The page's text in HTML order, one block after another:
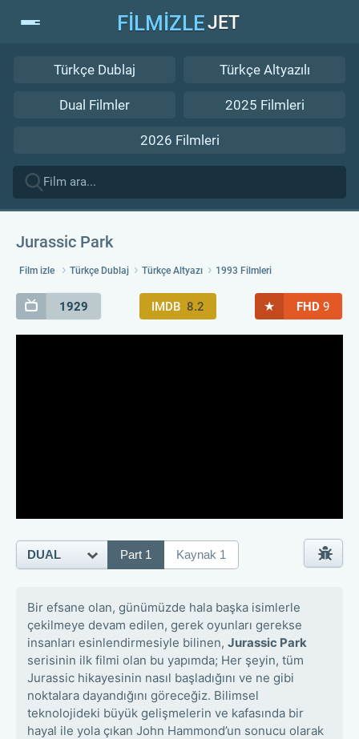
FİLMİZLEJET
Türkçe Dublaj Türkçe Altyazılı
Dual Filmler 2025 Filmleri
2026 Filmleri
Jurassic Park
Film izle Türkçe Dublaj Türkçe Altyazı 1993 Filmleri
1929 IMDB 8.2 ★ FHD 9
Bir efsane olan, günümüzde hala başka isimlerle
çekilmeye devam edilen, gerek oyunları gerekse
insanları esinlendirmesiyle bilinen, Jurassic Park
serisinin ilk filmi olan bu yapımda; Her şeyin, tüm
Jurassic hikayesinin nasıl başladığını ve ne gibi
noktalara dayandığını göreceğiz. Bilimsel
teknolojideki büyük gelişmelerin ve kafasında bir
hayal ile yola çıkan John Hammond’un sonucu olarak
DUAL Part 1 Kaynak 1